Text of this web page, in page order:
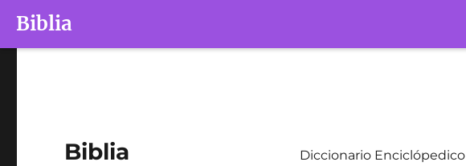
Biblia
Biblia Diccionario Enciclópedico